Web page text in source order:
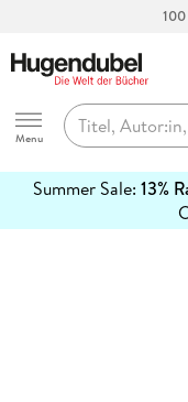
Hugendubel
Menu
Summer Sale: 13%
erfahren